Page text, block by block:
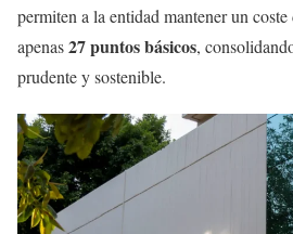
permiten a la entidad mantener un
apenas27 puntos básicos,
prudente y sostenible.